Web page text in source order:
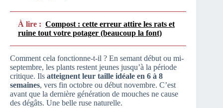
À lire : Compost : cette erreur attire les rats et
ruine tout votre potager (beaucoup la font)
Comment cela fonctionne-t-il ? En semant début ou mi-
septembre, les plants restent jeunes jusqu’à la période
critique. Ils atteignent leur taille idéale en 6 à 8
semaines, vers fin octobre ou début novembre. C’est
avant que la dernière génération de mouches ne cause
des dégâts. Une belle ruse naturelle.